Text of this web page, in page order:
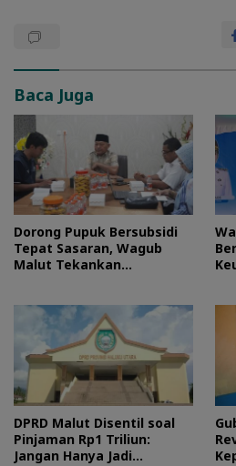
Baca Juga
Dorong Pupuk Bersubsidi
Tepat Sasaran, Wagub
Malut Tekankan
DPRD Malut Disentil soal
Pinjaman Rp1 Triliun:
Jangan Hanya Jadi